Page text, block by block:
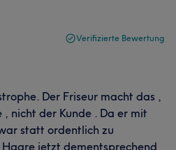
Verifizierte Bewertung
Der Friseur macht das ,
nicht der Kunde . Da er mit
statt ordentlich zu
Haare jetzt dementsprechend